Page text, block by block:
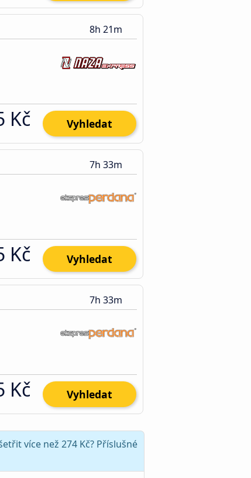
8h 21m
Kč Vyhledat
7h 33m
Kč Vyhledat
7h 33m
Kč Vyhledat
více než 274 Kč? Příslušné